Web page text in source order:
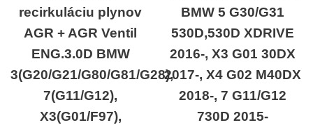
recirkuláciu plynov
AGR + AGR Ventil
ENG.3.0D BMW
3(G20/G21/G80/G81/G28),
7(G11/G12),
X3(G01/F97),
BMW 5 G30/G31
530D,530D XDRIVE
2016-, X3 G01 30DX
2017-, X4 G02 M40DX
2018-, 7 G11/G12
730D 2015-